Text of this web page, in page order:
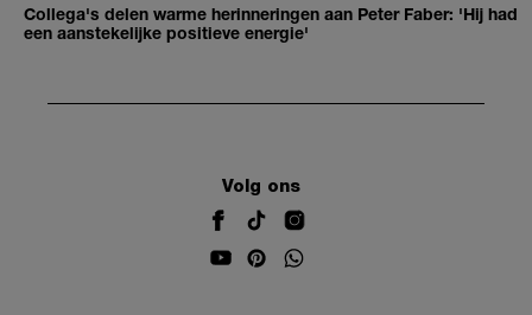
Collega's delen warme herinneringen aan Peter Faber: 'Hij had
een aanstekelijke positieve energie'
Volg ons